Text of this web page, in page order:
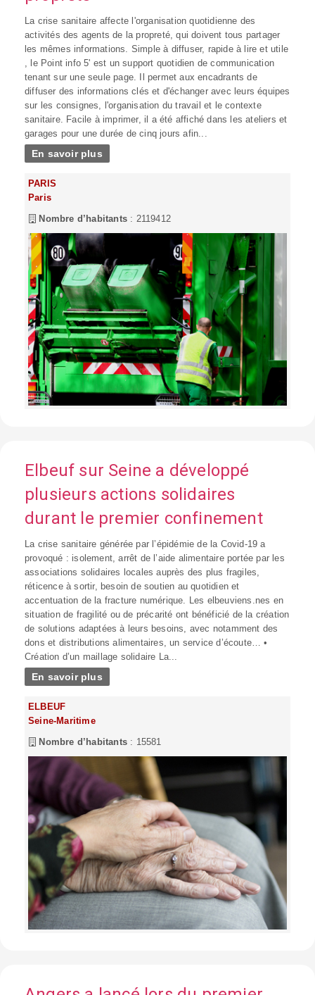
La crise sanitaire affecte l'organisation quotidienne des
activités des agents de la propreté, qui doivent tous partager
les mêmes informations. Simple à diffuser, rapide à lire et utile
, le Point info 5' est un support quotidien de communication
tenant sur une seule page. Il permet aux encadrants de
diffuser des informations clés et d'échanger avec leurs équipes
sur les consignes, l'organisation du travail et le contexte
sanitaire. Facile à imprimer, il a été affiché dans les ateliers et
garages pour une durée de cinq jours afin...
En savoir plus
PARIS
Paris
Nombre d’habitants : 2119412
Elbeuf sur Seine a développé
plusieurs actions solidaires
durant le premier confinement
La crise sanitaire générée par l’épidémie de la Covid-19 a
provoqué : isolement, arrêt de l’aide alimentaire portée par les
associations solidaires locales auprès des plus fragiles,
réticence à sortir, besoin de soutien au quotidien et
accentuation de la fracture numérique. Les elbeuviens.nes en
situation de fragilité ou de précarité ont bénéficié de la création
de solutions adaptées à leurs besoins, avec notamment des
dons et distributions alimentaires, un service d’écoute… •
Création d’un maillage solidaire La...
En savoir plus
ELBEUF
Seine-Maritime
Nombre d’habitants : 15581